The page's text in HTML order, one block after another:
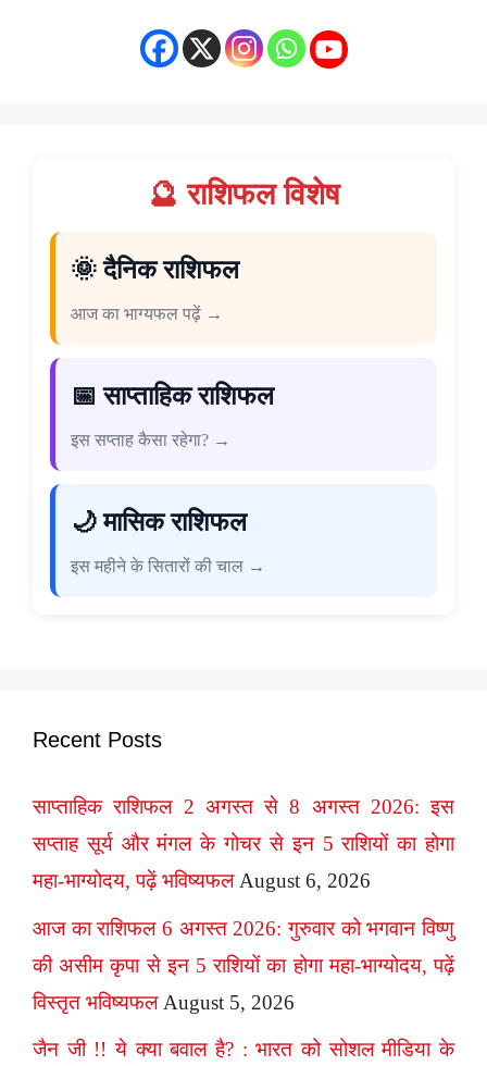
🔮 राशिफल विशेष
🌞 दैनिक राशिफल
आज का भाग्यफल पढ़ें →
📅 साप्ताहिक राशिफल
इस सप्ताह कैसा रहेगा? →
🌙 मासिक राशिफल
इस महीने के सितारों की चाल →
Recent Posts
साप्ताहिक राशिफल 2 अगस्त से 8 अगस्त 2026: इस
सप्ताह सूर्य और मंगल के गोचर से इन 5 राशियों का होगा
महा-भाग्योदय, पढ़ें भविष्यफल August 6, 2026
आज का राशिफल 6 अगस्त 2026: गुरुवार को भगवान विष्णु
की असीम कृपा से इन 5 राशियों का होगा महा-भाग्योदय, पढ़ें
विस्तृत भविष्यफल August 5, 2026
जैन जी !! ये क्या बवाल है? : भारत को सोशल मीडिया के